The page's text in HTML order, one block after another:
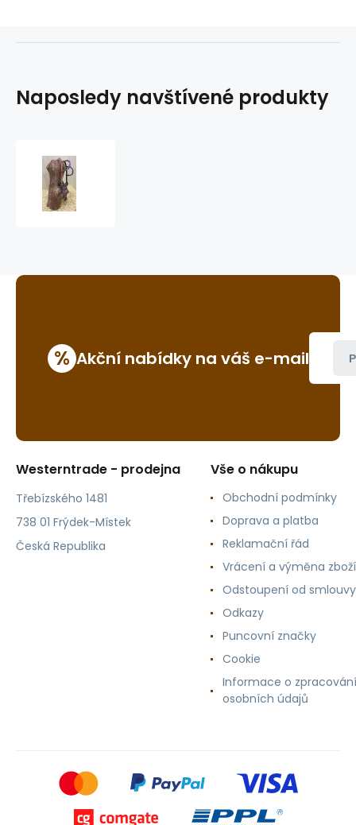
Naposledy navštívené produkty
% Akční nabídky na váš e-mail
Westerntrade - prodejna
Třebízského 1481
738 01 Frýdek-Místek
Česká Republika
Vše o nákupu
Obchodní podmínky
Doprava a platba
Reklamační řád
Vrácení a výměna zboží
Odstoupení od smlouvy
Odkazy
Puncovní značky
Cookie
Informace o zpracování
osobních údajů